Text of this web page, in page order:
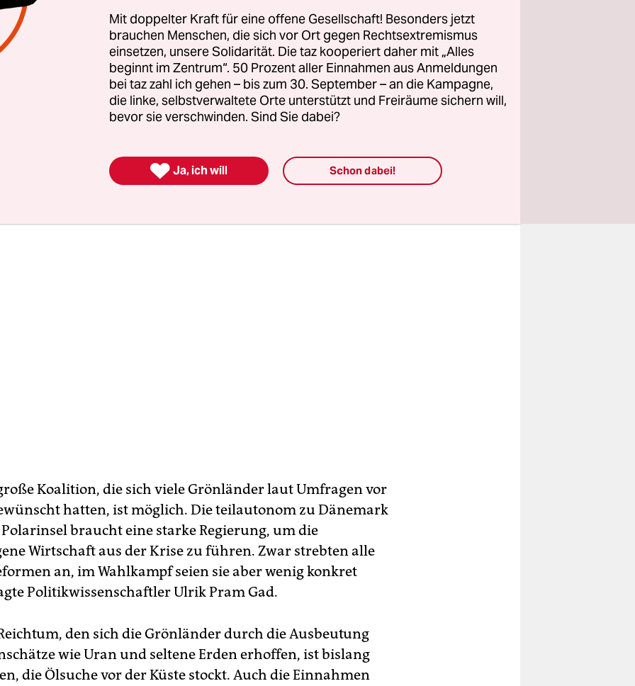
Neuwahl war nötig geworden, nachdem die
im Oktober über eine Spesenaffäre der Ministerpräsidentin
zerbrochen war. Obwohl die Sozialdemokraten unter
Chef Kim Kielsen im Vergleich zur Wahl 2013 deutlich
können sie nun mit kleineren Parteien über eine
liberale Atassut, die sozialliberalen Demokraten und die
Naleraq, die den Fischfang liberalisieren will, in das
Koalition, die sich viele Grönländer laut Umfragen vor
hatten, ist möglich. Die teilautonom zu Dänemark
braucht eine starke Regierung, um die
Wirtschaft aus der Krise zu führen. Zwar strebten alle
an, im Wahlkampf seien sie aber wenig konkret
Politikwissenschaftler Ulrik Pram Gad.
den sich die Grönländer durch die Ausbeutung
wie Uran und seltene Erden erhoffen, ist bislang
die Ölsuche vor der Küste stockt. Auch die Einnahmen
Mit doppelter Kraft für eine offene Gesellschaft! Besonders jetzt
brauchen Menschen, die sich vor Ort gegen Rechtsextremismus
einsetzen, unsere Solidarität. Die taz kooperiert daher mit „Alles
beginnt im Zentrum“. 50 Prozent aller Einnahmen aus Anmeldungen
bei taz zahl ich gehen – bis zum 30. September – an die Kampagne,
die linke, selbstverwaltete Orte unterstützt und Freiräume sichern will,
bevor sie verschwinden. Sind Sie dabei?
 Ja, ich will Schon dabei!